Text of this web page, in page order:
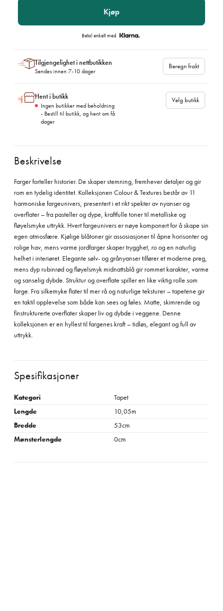
Kjøp
Betal enkelt med
Tilgjengelighet i nettbutikken
Sendes innen 7-10 dager
Beregn frakt
Hent i butikk
Ingen butikker med beholdning
- Bestill til butikk, og hent om få
dager
Velg butikk
Beskrivelse
Farger forteller historier. De skaper stemning, fremhever detaljer og gir
rom en tydelig identitet. Kolleksjonen Colour & Textures består av 11
harmoniske fargeunivers, presentert i et rikt spekter av nyanser og
overflater – fra pasteller og dype, kraftfulle toner til metalliske og
fløyelsmyke uttrykk. Hvert fargeunivers er nøye komponert for å skape sin
egen atmosfære. Kjølige blåtoner gir assosiasjoner til åpne horisonter og
rolige hav, mens varme jordfarger skaper trygghet, ro og en naturlig
helhet i interiøret. Elegante sølv- og grånyanser tilfører et moderne preg,
mens dyp rubinrød og fløyelsmyk midnattsblå gir rommet karakter, varme
og sanselig dybde. Struktur og overflate spiller en like viktig rolle som
farge. Fra silkemyke flater til mer rå og naturlige teksturer – tapetene gir
en taktil opplevelse som både kan sees og føles. Matte, skimrende og
finstrukturerte overflater skaper liv og dybde i veggene. Denne
kolleksjonen er en hyllest til fargenes kraft – tidløs, elegant og full av
uttrykk.
Spesifikasjoner
Kategori
Tapet
Lengde
10,05m
Bredde
53cm
Mønsterlengde
0cm